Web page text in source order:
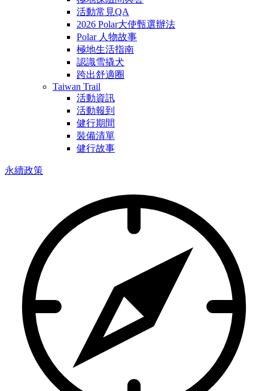
活動常見QA
2026 Polar大使甄選辦法
Polar 人物故事
極地生活指南
認識雪撬犬
跨出舒適圈
Taiwan Trail
活動資訊
活動報到
健行期間
裝備清單
健行故事
永續政策